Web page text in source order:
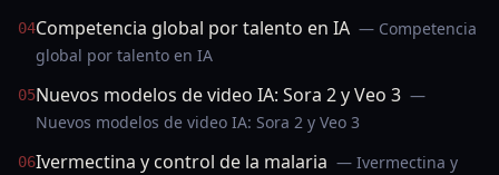
04Competencia global por talento en IA — Competencia
global por talento en IA
05Nuevos modelos de video IA: Sora 2 y Veo 3 —
Nuevos modelos de video IA: Sora 2 y Veo 3
06Ivermectina y control de la malaria — Ivermectina y